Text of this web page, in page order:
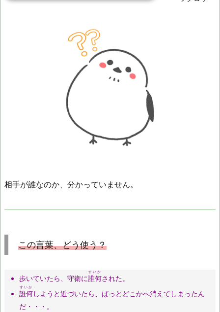
相手が誰なのか、分かっていません。
この言葉、どう使う？
歩いていたら、守衛に誰何
すいか
された。
誰何
すいか
しようと近づいたら、ぱっとどこかへ消えてしまったん
だ・・・。